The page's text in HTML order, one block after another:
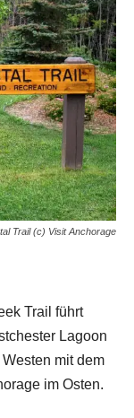
Trail (c) Visit Anchorage
Trail führt
Lagoon
mit dem
im Osten.